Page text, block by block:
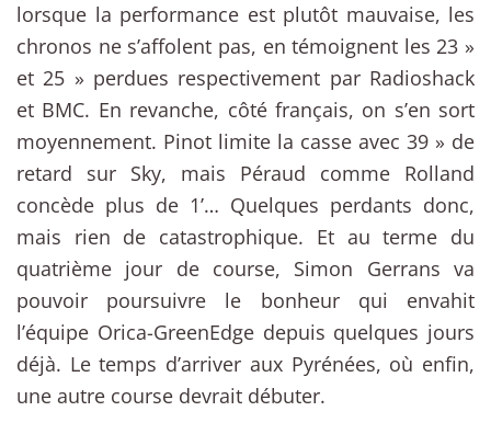
lorsque la performance est plutôt mauvaise, les
chronos ne s’affolent pas, en témoignent les 23 »
et 25 » perdues respectivement par Radioshack
et BMC. En revanche, côté français, on s’en sort
moyennement. Pinot limite la casse avec 39 » de
retard sur Sky, mais Péraud comme Rolland
concède plus de 1’… Quelques perdants donc,
mais rien de catastrophique. Et au terme du
quatrième jour de course, Simon Gerrans va
pouvoir poursuivre le bonheur qui envahit
l’équipe Orica-GreenEdge depuis quelques jours
déjà. Le temps d’arriver aux Pyrénées, où enfin,
une autre course devrait débuter.